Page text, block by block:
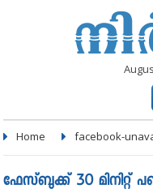
Home facebook-
ഫേസ്ബുക്ക് 30 മിനിറ്റ്